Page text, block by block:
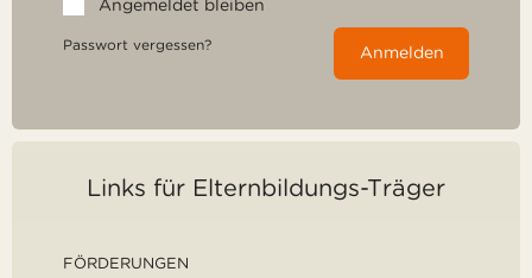
Angemeldet bleiben
Passwort vergessen? Anmelden
Links für Elternbildungs-Träger
FÖRDERUNGEN